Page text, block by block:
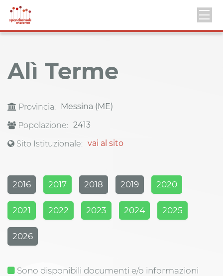
Alì Terme
Provincia:
Messina (ME)
Popolazione: 2413
Sito Istituzionale: vai al sito
2016 2017 2018 2019 2020
2021 2022 2023 2024 2025
2026
Sono disponibili documenti e/o informazioni